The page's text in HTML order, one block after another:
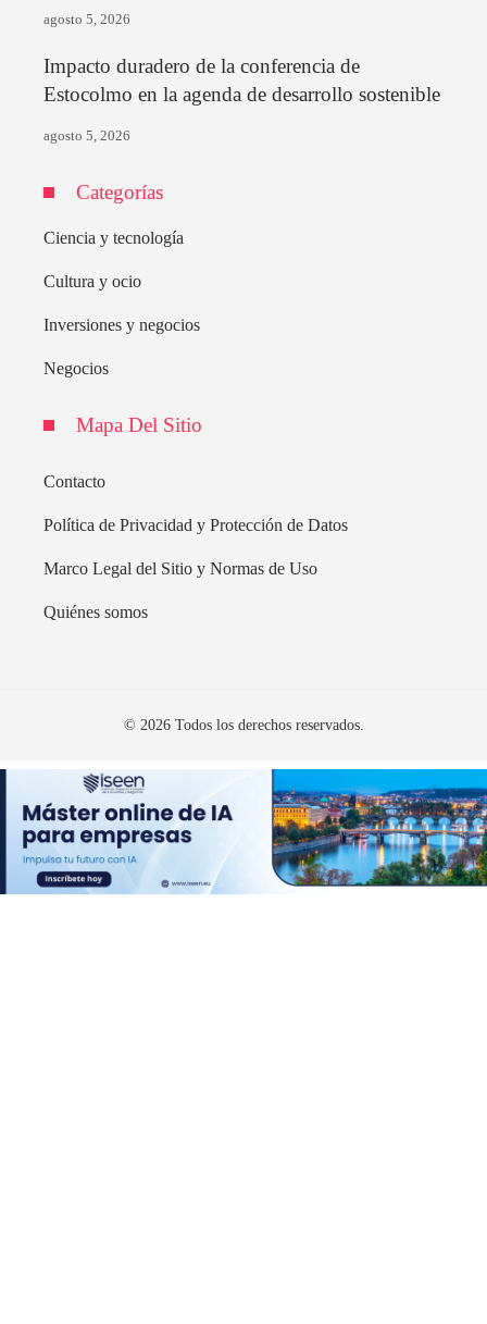
agosto 5, 2026
Impacto duradero de la conferencia de
Estocolmo en la agenda de desarrollo sostenible
agosto 5, 2026
Categorías
Ciencia y tecnología
Cultura y ocio
Inversiones y negocios
Negocios
Mapa Del Sitio
Contacto
Política de Privacidad y Protección de Datos
Marco Legal del Sitio y Normas de Uso
Quiénes somos
© 2026 Todos los derechos reservados.